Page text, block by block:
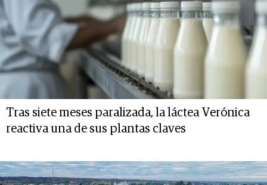
Tras siete meses paralizada, la láctea Verónica
reactiva una de sus plantas claves